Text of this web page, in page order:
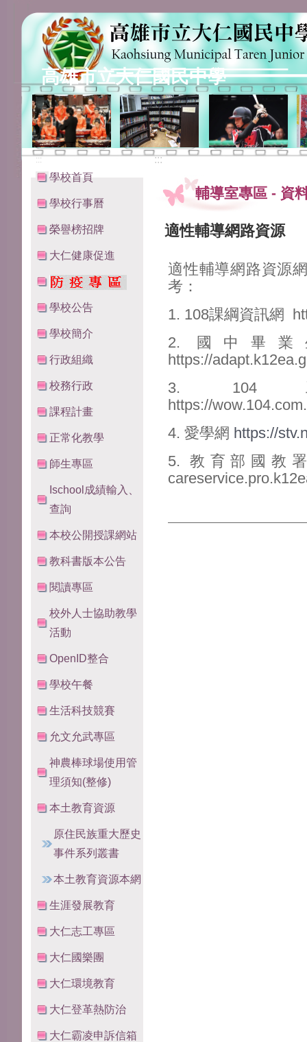
高雄市立大仁國民中學
:::
學校首頁
學校行事曆
榮譽榜招牌
大仁健康促進
學校公告
學校簡介
行政組織
校務行政
課程計畫
正常化教學
師生專區
Ischool成績輸入、
查詢
本校公開授課網站
教科書版本公告
閱讀專區
校外人士協助教學
活動
OpenID整合
學校午餐
生活科技競賽
允文允武專區
神農棒球場使用管
理須知(整修)
本土教育資源
原住民族重大歷史
事件系列叢書
本土教育資源本網
生涯發展教育
大仁志工專區
大仁國樂團
大仁環境教育
大仁登革熱防治
大仁霸凌申訴信箱
:::
輔導室專區 - 資
適性輔導網路資源
適性輔導網路資源
考：
1. 108課綱資訊網
2. 國中畢
https://
3.
https://
4. 愛學網 https://
5. 教育部國教